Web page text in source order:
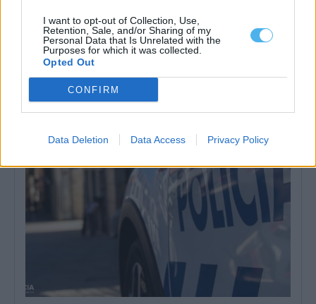
I want to opt-out of Collection, Use,
Retention, Sale, and/or Sharing of my
Personal Data that Is Unrelated with the
Purposes for which it was collected.
Opted Out
CONFIRM
Data Deletion Data Access Privacy Policy
GNR detém dois homens por violência doméstica e posse ilegal
de armas em Campo Maior
A GNR deteve dois homens, de 34 e 62 anos, na quinta-feira, por
31 Maio, 2025 - 14:00